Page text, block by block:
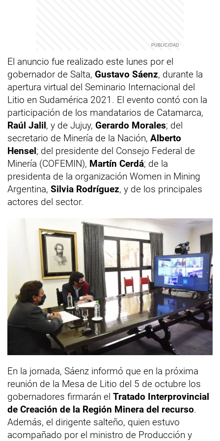
El anuncio fue realizado este lunes por el
gobernador de Salta, Gustavo Sáenz, durante la
apertura virtual del Seminario Internacional del
Litio en Sudamérica 2021. El evento contó con la
participación de los mandatarios de Catamarca,
Raúl Jalil, y de Jujuy, Gerardo Morales; del
secretario de Minería de la Nación, Alberto
Hensel; del presidente del Consejo Federal de
Minería (COFEMIN), Martín Cerdá; de la
presidenta de la organización Women in Mining
Argentina, Silvia Rodríguez, y de los principales
actores del sector.
En la jornada, Sáenz informó que en la próxima
reunión de la Mesa de Litio del 5 de octubre los
gobernadores firmarán el Tratado Interprovincial
de Creación de la Región Minera del recurso.
Además, el dirigente salteño, quien estuvo
acompañado por el ministro de Producción y